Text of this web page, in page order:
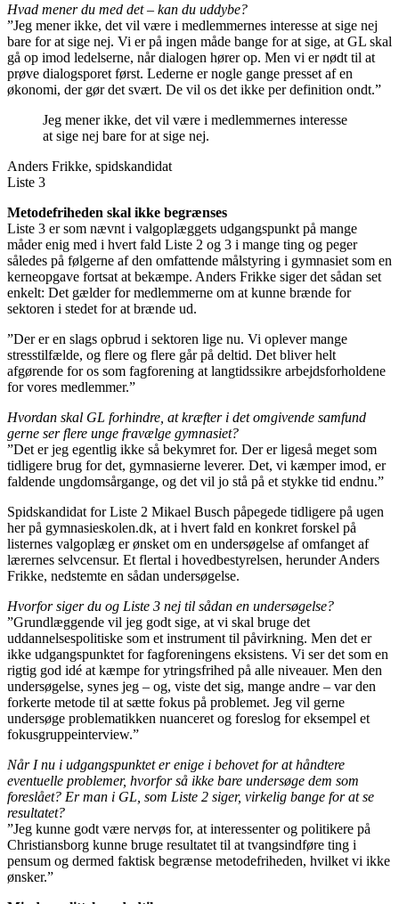
Hvad mener du med det – kan du uddybe?
”Jeg mener ikke, det vil være i medlemmernes interesse at sige nej
bare for at sige nej. Vi er på ingen måde bange for at sige, at GL skal
gå op imod ledelserne, når dialogen hører op. Men vi er nødt til at
prøve dialogsporet først. Lederne er nogle gange presset af en
økonomi, der gør det svært. De vil os det ikke per definition ondt.”
Jeg mener ikke, det vil være i medlemmernes interesse
at sige nej bare for at sige nej.
Anders Frikke, spidskandidat
Liste 3
Metodefriheden skal ikke begrænses
Liste 3 er som nævnt i valgoplæggets udgangspunkt på mange
måder enig med i hvert fald Liste 2 og 3 i mange ting og peger
således på følgerne af den omfattende målstyring i gymnasiet som en
kerneopgave fortsat at bekæmpe. Anders Frikke siger det sådan set
enkelt: Det gælder for medlemmerne om at kunne brænde for
sektoren i stedet for at brænde ud.
”Der er en slags opbrud i sektoren lige nu. Vi oplever mange
stresstilfælde, og flere og flere går på deltid. Det bliver helt
afgørende for os som fagforening at langtidssikre arbejdsforholdene
for vores medlemmer.”
Hvordan skal GL forhindre, at kræfter i det omgivende samfund
gerne ser flere unge fravælge gymnasiet?
”Det er jeg egentlig ikke så bekymret for. Der er ligeså meget som
tidligere brug for det, gymnasierne leverer. Det, vi kæmper imod, er
faldende ungdomsårgange, og det vil jo stå på et stykke tid endnu.”
Spidskandidat for Liste 2 Mikael Busch påpegede tidligere på ugen
her på gymnasieskolen.dk, at i hvert fald en konkret forskel på
listernes valgoplæg er ønsket om en undersøgelse af omfanget af
lærernes selvcensur. Et flertal i hovedbestyrelsen, herunder Anders
Frikke, nedstemte en sådan undersøgelse.
Hvorfor siger du og Liste 3 nej til sådan en undersøgelse?
”Grundlæggende vil jeg godt sige, at vi skal bruge det
uddannelsespolitiske som et instrument til påvirkning. Men det er
ikke udgangspunktet for fagforeningens eksistens. Vi ser det som en
rigtig god idé at kæmpe for ytringsfrihed på alle niveauer. Men den
undersøgelse, synes jeg – og, viste det sig, mange andre – var den
forkerte metode til at sætte fokus på problemet. Jeg vil gerne
undersøge problematikken nuanceret og foreslog for eksempel et
fokusgruppeinterview.”
Når I nu i udgangspunktet er enige i behovet for at håndtere
eventuelle problemer, hvorfor så ikke bare undersøge dem som
foreslået? Er man i GL, som Liste 2 siger, virkelig bange for at se
resultatet?
”Jeg kunne godt være nervøs for, at interessenter og politikere på
Christiansborg kunne bruge resultatet til at tvangsindføre ting i
pensum og dermed faktisk begrænse metodefriheden, hvilket vi ikke
ønsker.”